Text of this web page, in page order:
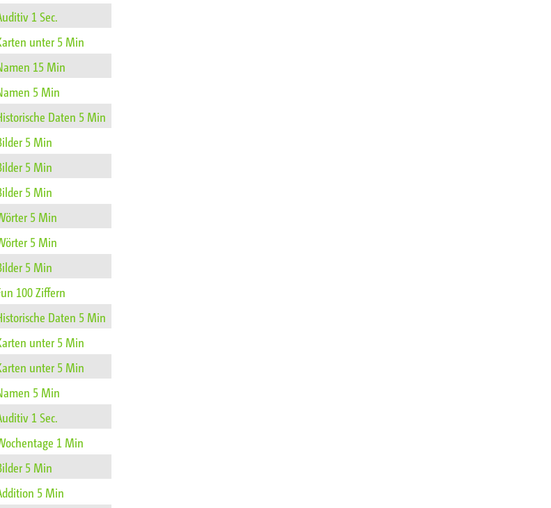
1 Sec.
unter 5 Min
15 Min
5 Min
Daten 5 Min
5 Min
5 Min
5 Min
5 Min
5 Min
5 Min
100 Ziffern
Daten 5 Min
unter 5 Min
unter 5 Min
5 Min
1 Sec.
1 Min
5 Min
5 Min